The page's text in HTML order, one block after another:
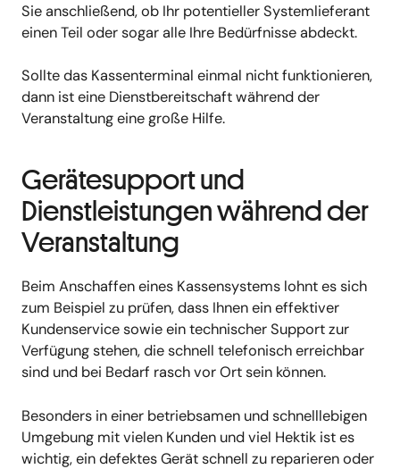
Sie anschließend, ob Ihr potentieller Systemlieferant
einen Teil oder sogar alle Ihre Bedürfnisse abdeckt.
Sollte das Kassenterminal einmal nicht funktionieren,
dann ist eine Dienstbereitschaft während der
Veranstaltung eine große Hilfe.
Gerätesupport und
Dienstleistungen während der
Veranstaltung
Beim Anschaffen eines Kassensystems lohnt es sich
zum Beispiel zu prüfen, dass Ihnen ein effektiver
Kundenservice sowie ein technischer Support zur
Verfügung stehen, die schnell telefonisch erreichbar
sind und bei Bedarf rasch vor Ort sein können.
Besonders in einer betriebsamen und schnelllebigen
Umgebung mit vielen Kunden und viel Hektik ist es
wichtig, ein defektes Gerät schnell zu reparieren oder